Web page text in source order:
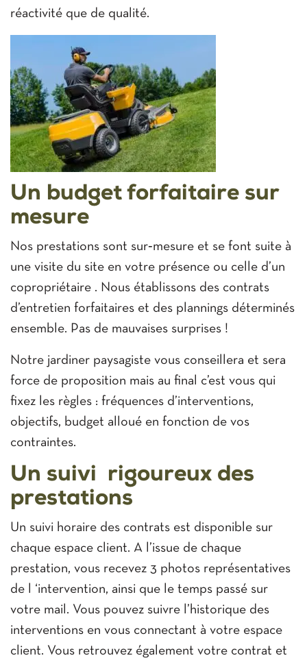
réactivité que de qualité.
Un budget forfaitaire sur
mesure
Nos prestations sont sur‑mesure et se font suite à
une visite du site en votre présence ou celle d’un
copropriétaire . Nous établissons des contrats
d’entretien forfaitaires et des plannings déterminés
ensemble. Pas de mauvaises surprises !
Notre jardiner paysagiste vous conseillera et sera
force de proposition mais au final c’est vous qui
fixez les règles : fréquences d’interventions,
objectifs, budget alloué en fonction de vos
contraintes.
Un suivi rigoureux des
prestations
Un suivi horaire des contrats est disponible sur
chaque espace client. A l’issue de chaque
prestation, vous recevez 3 photos représentatives
de l ‘intervention, ainsi que le temps passé sur
votre mail. Vous pouvez suivre l’historique des
interventions en vous connectant à votre espace
client. Vous retrouvez également votre contrat et